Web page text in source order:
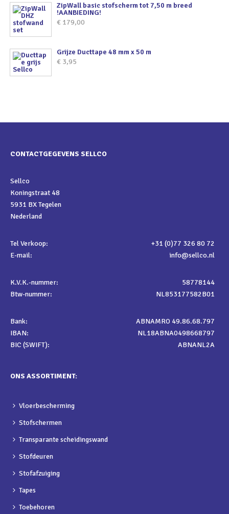
ZipWall basic stofscherm tot 7,50 m breed
!AANBIEDING!
€ 179,00
Grijze Ducttape 48 mm x 50 m
€ 3,95
CONTACTGEGEVENS SELLCO
Sellco
Koningstraat 48
5931 BX Tegelen
Nederland
Tel Verkoop:
+31 (0)77 326 80 72
E-mail:
info@sellco.nl
K.V.K.-nummer:
58778144
Btw-nummer:
NL853177582B01
Bank:
ABNAMRO 49.86.68.797
IBAN:
NL18ABNA0498668797
BIC (SWIFT):
ABNANL2A
ONS ASSORTIMENT:
Vloerbescherming
Stofschermen
Transparante scheidingswand
Stofdeuren
Stofafzuiging
Tapes
Toebehoren